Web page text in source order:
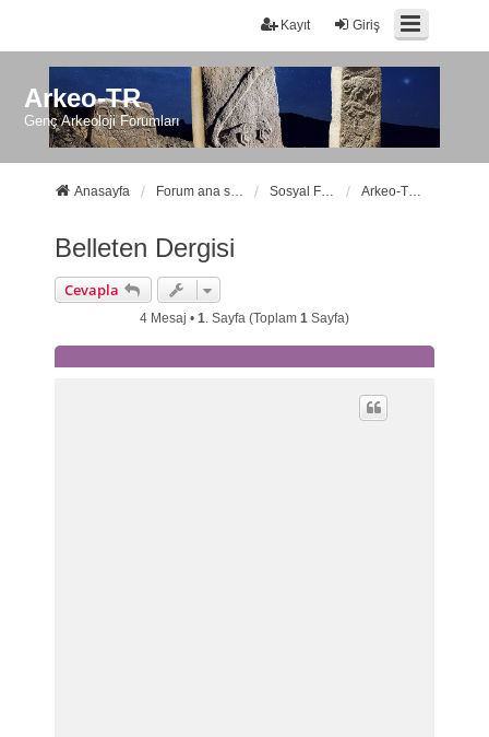
Giriş
Kayıt
Arkeo-TR
Genç Arkeoloji Forumları
Anasayfa Forum ana sayfa Sosyal Forumlarımız Arkeo-TR Kütüphanesi
Belleten Dergisi
Cevapla
4 Mesaj • 1. Sayfa (Toplam 1Sayfa)